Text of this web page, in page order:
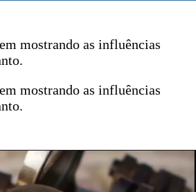
mostrando as influências
mostrando as influências